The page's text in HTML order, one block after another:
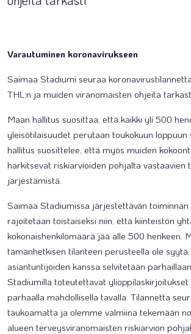
Varautuminen koronavirukseen
Saimaa Stadiumi seuraa
THL:n ja muiden viranomaisten ohjeita
Maan hallitus suosittaa, että kaikki yli 500
yleisötilaisuudet perutaan toukokuun loppuun
hallitus suosittelee, että myös muiden
harkitsevat riskiarvioiden pohjalta vastaavien
järjestämistä.
Saimaa Stadiumissa järjestettävän
rajoitetaan toistaiseksi niin, että kiinteistön
kokonaishenkilömäärä jää alle 500 henkeen.
tämänhetkisen tilanteen perusteella ole
asiantuntijoiden kanssa selvitetään
Stadiumilla toteutettavat
parhaalla mahdollisella tavalla. Tilannetta
taukoamatta ja olemme valmiina tekemään
alueen terveysviranomaisten riskiarvion